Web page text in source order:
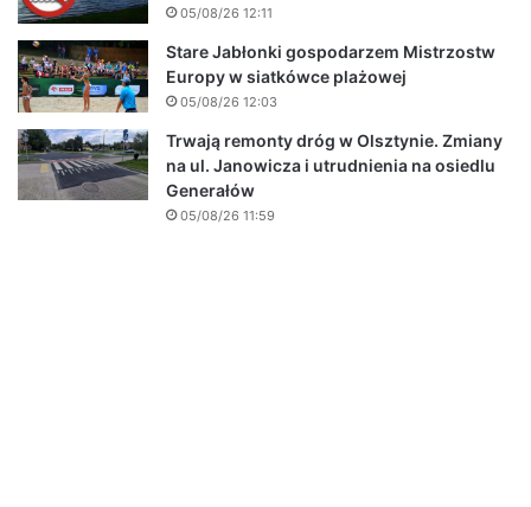
05/08/26 12:11
Stare Jabłonki gospodarzem Mistrzostw
Europy w siatkówce plażowej
05/08/26 12:03
Trwają remonty dróg w Olsztynie. Zmiany
na ul. Janowicza i utrudnienia na osiedlu
Generałów
05/08/26 11:59